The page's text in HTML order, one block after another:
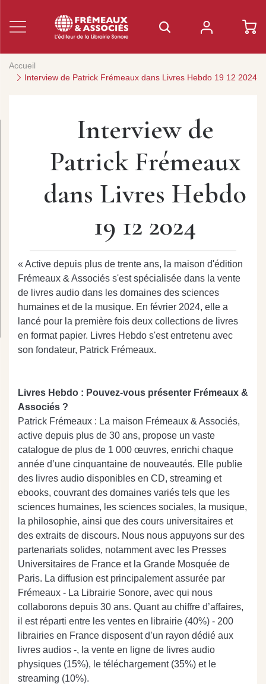
Accueil
Interview de Patrick Frémeaux dans Livres Hebdo 19 12 2024
Interview de
Patrick Frémeaux
dans Livres Hebdo
19 12 2024
« Active depuis plus de trente ans, la maison d'édition
Frémeaux & Associés s'est spécialisée dans la vente
de livres audio dans les domaines des sciences
humaines et de la musique. En février 2024, elle a
lancé pour la première fois deux collections de livres
en format papier. Livres Hebdo s'est entretenu avec
son fondateur, Patrick Frémeaux.
Livres Hebdo : Pouvez-vous présenter Frémeaux &
Associés ?
Patrick Frémeaux : La maison Frémeaux & Associés,
active depuis plus de 30 ans, propose un vaste
catalogue de plus de 1 000 œuvres, enrichi chaque
année d’une cinquantaine de nouveautés. Elle publie
des livres audio disponibles en CD, streaming et
ebooks, couvrant des domaines variés tels que les
sciences humaines, les sciences sociales, la musique,
la philosophie, ainsi que des cours universitaires et
des extraits de discours. Nous nous appuyons sur des
partenariats solides, notamment avec les Presses
Universitaires de France et la Grande Mosquée de
Paris. La diffusion est principalement assurée par
Frémeaux - La Librairie Sonore, avec qui nous
collaborons depuis 30 ans. Quant au chiffre d’affaires,
il est réparti entre les ventes en librairie (40%) - 200
librairies en France disposent d’un rayon dédié aux
livres audios -, la vente en ligne de livres audio
physiques (15%), le téléchargement (35%) et le
streaming (10%).